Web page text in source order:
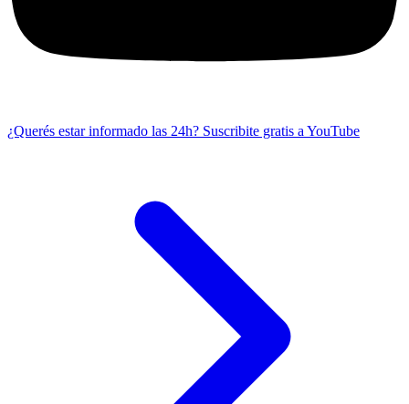
¿Querés estar informado las 24h? Suscribite gratis a YouTube